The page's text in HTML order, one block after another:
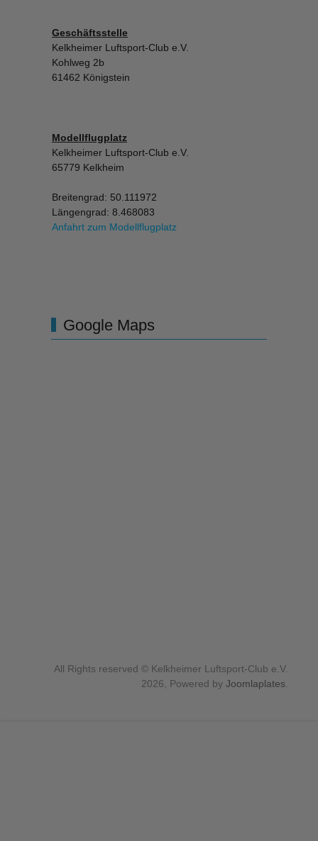
Geschäftsstelle
Kelkheimer Luftsport-Club e.V.
Kohlweg 2b
61462 Königstein
Modellflugplatz
Kelkheimer Luftsport-Club e.V.
65779 Kelkheim
Breitengrad: 50.111972
Längengrad: 8.468083
Anfahrt zum Modellflugplatz
Google Maps
All Rights reserved © Kelkheimer Luftsport-Club e.V.
2026, Powered by Joomlaplates